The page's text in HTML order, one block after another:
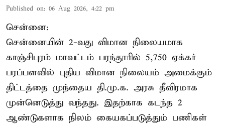
Published on: 06 Aug 2026, 4:22 pm
சென்னை:
சென்னையின் 2-வது விமான நிலையமாக
காஞ்சிபுரம் மாவட்டம் பரந்தூரில் 5,750 ஏக்கர்
பரப்பளவில் புதிய விமான நிலையம் அமைக்கும்
திட்டத்தை முந்தைய தி.மு.க. அரசு தீவிரமாக
முன்னெடுத்து வந்தது. இதற்காக கடந்த 2
ஆண்டுகளாக நிலம் கையகப்படுத்தும் பணிகள்